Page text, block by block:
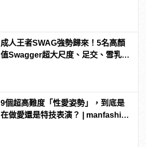
成人王者SWAG強勢歸來！5名高顏
值Swagger超大尺度、足交、雪乳、
9個超高難度「性愛姿勢」，到底是
在做愛還是特技表演？ | manfashion